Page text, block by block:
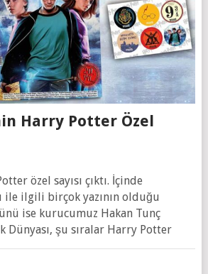
Harry Potter Özel
özel sayısı çıktı. İçinde
ile ilgili birçok yazının olduğu
ise kurucumuz Hakan Tunç
Dünyası, şu sıralar Harry Potter